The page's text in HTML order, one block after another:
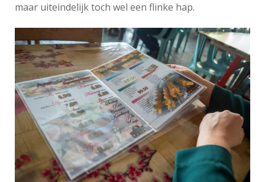
maar uiteindelijk toch wel een flinke hap.